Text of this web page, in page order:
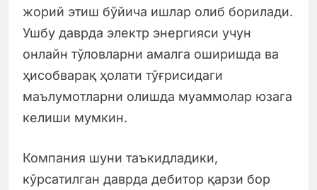
жорий этиш бўйича ишлар олиб борилади.
Ушбу даврда электр энергияси учун
онлайн тўловларни амалга оширишда ва
ҳисобварақ ҳолати тўғрисидаги
маълумотларни олишда муаммолар юзага
келиши мумкин.
Компания шуни таъкидладики,
кўрсатилган даврда дебитор қарзи бор